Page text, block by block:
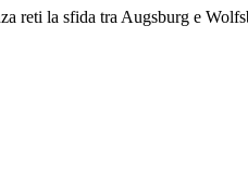
reti la sfida tra Augsburg e